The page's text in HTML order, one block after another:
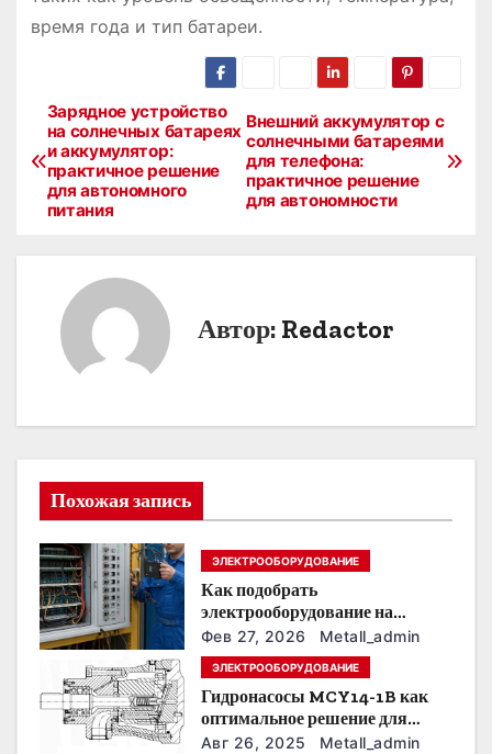
время года и тип батареи.
Н
а
в
и
я
п
о
з
а
п
Внешний аккумулятор с
солнечными батареями
для телефона:
практичное решение
для автономности
Зарядное устройство
на солнечных батареях
и аккумулятор:
практичное решение
для автономного
питания
Автор: Redactor
Похожая запись
ЭЛЕКТРООБОРУДОВАНИЕ
Как подобрать
электрооборудование на
предприятии под тяжелые
условия эксплуатации
Фев 27, 2026 Metall_admin
ЭЛЕКТРООБОРУДОВАНИЕ
Гидронасосы MCY14-1B как
оптимальное решение для
модернизации гидросистем
Авг 26, 2025 Metall_admin